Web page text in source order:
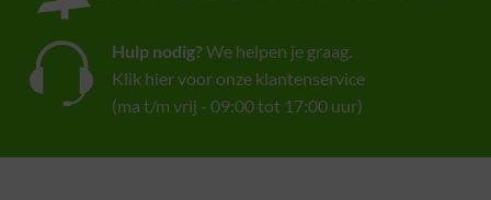
Hulp nodig?We helpen je graag.
Klik hier voor onze klantenservice
(ma t/m vrij - 09:00 tot 17:00 uur)